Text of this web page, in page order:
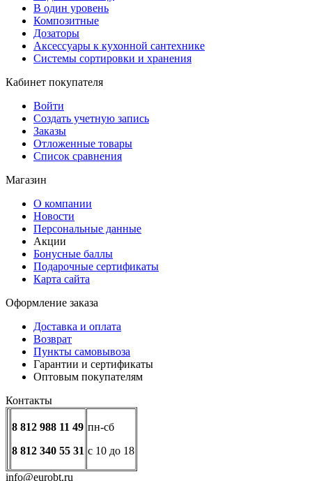
В один уровень
Композитные
Дозаторы
Аксессуары к кухонной сантехнике
Системы сортировки и хранения
Кабинет покупателя
Войти
Создать учетную запись
Заказы
Отложенные товары
Список сравнения
Магазин
О компании
Новости
Персональные данные
Акции
Бонусные баллы
Подарочные сертификаты
Карта сайта
Оформление заказа
Доставка и оплата
Возврат
Пункты самовывоза
Гарантии и сертификаты
Оптовым покупателям
Контакты
8 812 988 11 49
8 812 340 55 31
пн-сб
с 10 до 18
info@eurobt.ru